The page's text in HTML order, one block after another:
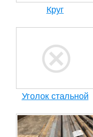
Круг
Уголок стальной